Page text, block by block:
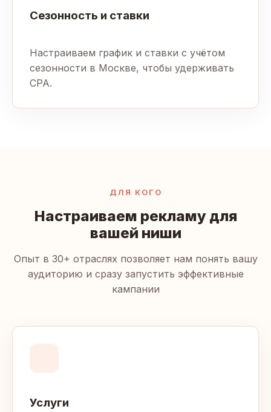
Сезонность и ставки
Настраиваем график и ставки с учётом
сезонности в Москве, чтобы удерживать
CPA.
ДЛЯ КОГО
Настраиваем рекламу для
вашей ниши
Опыт в 30+ отраслях позволяет нам понять вашу
аудиторию и сразу запустить эффективные
кампании
Услуги